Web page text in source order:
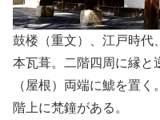
鼓楼（重文）、江戸時代
本瓦葺。二階四周に縁と
（屋根）両端に鯱を置く。
階上に梵鐘がある。